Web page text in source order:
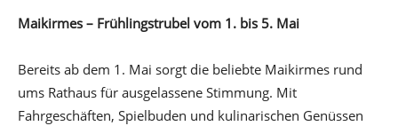
Maikirmes – Frühlingstrubel vom 1. bis 5. Mai
Bereits ab dem 1. Mai sorgt die beliebte Maikirmes rund
ums Rathaus für ausgelassene Stimmung. Mit
Fahrgeschäften, Spielbuden und kulinarischen Genüssen